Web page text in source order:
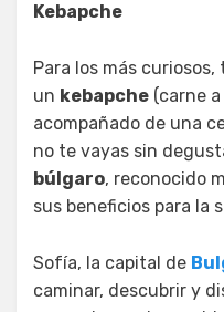
Kebapche
Para los más
un kebapche (carne
acompañado de una
no te vayas sin
búlgaro, reconocido
sus beneficios para la
Sofía, la capital de
caminar, descubrir y